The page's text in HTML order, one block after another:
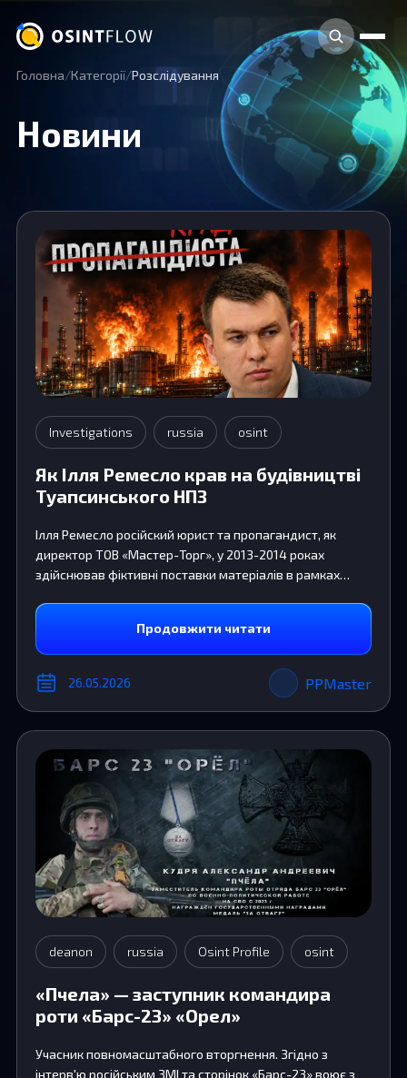
Головна Категорії Розслідування
Новини
Investigations russia osint
Як Ілля Ремесло крав на будівництві
Туапсинського НПЗ
Ілля Ремесло російский юрист та пропагандист, як
директор ТОВ «Мастер-Торг», у 2013-2014 роках
здійснював фіктивні поставки матеріалів в рамках
Туапсинський НПЗ»
Продовжити читати
26.05.2026 PPMaster
deanon russia Osint Profile osint
«Пчела» — заступник командира
роти «Барс-23» «Орел»
Учасник повномасштабного вторгнення. Згідно з
інтерв'ю російським ЗМІ та сторінок «Барс-23» воює з